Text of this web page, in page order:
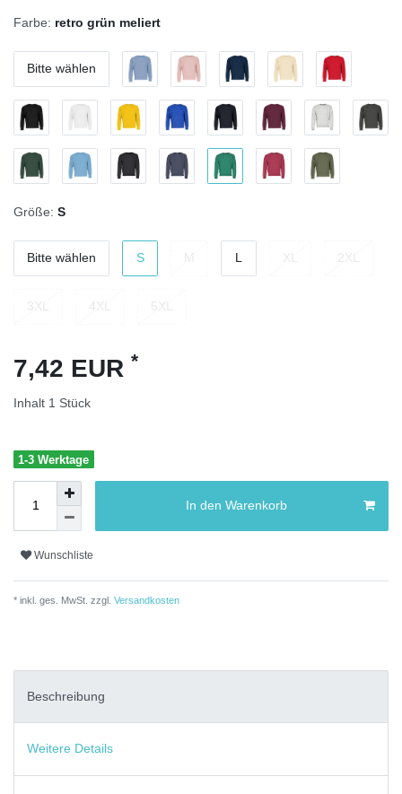
Farbe: retro grün meliert
Bitte wählen
Größe: S
Bitte wählen S L
7,42 EUR *
Inhalt 1 Stück
1-3 Werktage
In den Warenkorb
Wunschliste
* inkl. ges. MwSt. zzgl. Versandkosten
Beschreibung
Weitere Details